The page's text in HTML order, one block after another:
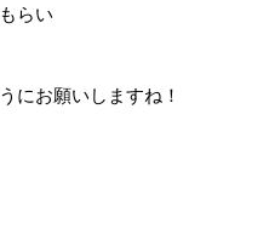
らい
にお願いしますね！